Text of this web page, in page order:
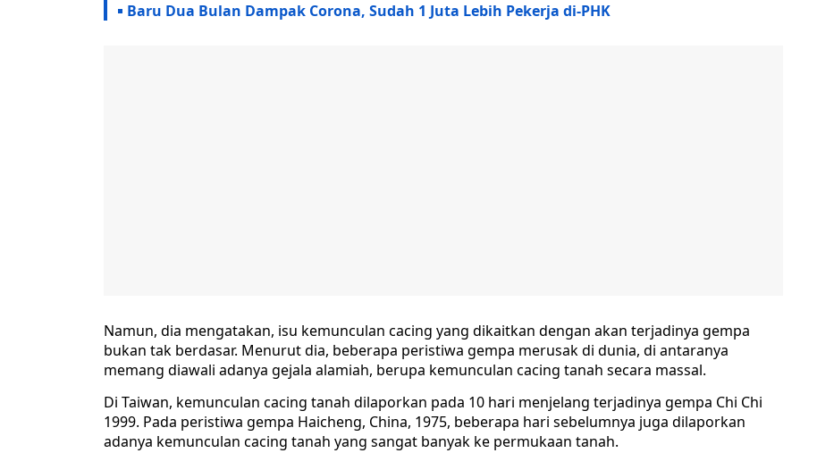
Baru Dua Bulan Dampak Corona, Sudah 1 Juta Lebih Pekerja di-PHK
Namun, dia mengatakan, isu kemunculan cacing yang dikaitkan dengan akan terjadinya gempa
bukan tak berdasar. Menurut dia, beberapa peristiwa gempa merusak di dunia, di antaranya
memang diawali adanya gejala alamiah, berupa kemunculan cacing tanah secara massal.
Di Taiwan, kemunculan cacing tanah dilaporkan pada 10 hari menjelang terjadinya gempa Chi Chi
1999. Pada peristiwa gempa Haicheng, China, 1975, beberapa hari sebelumnya juga dilaporkan
adanya kemunculan cacing tanah yang sangat banyak ke permukaan tanah.